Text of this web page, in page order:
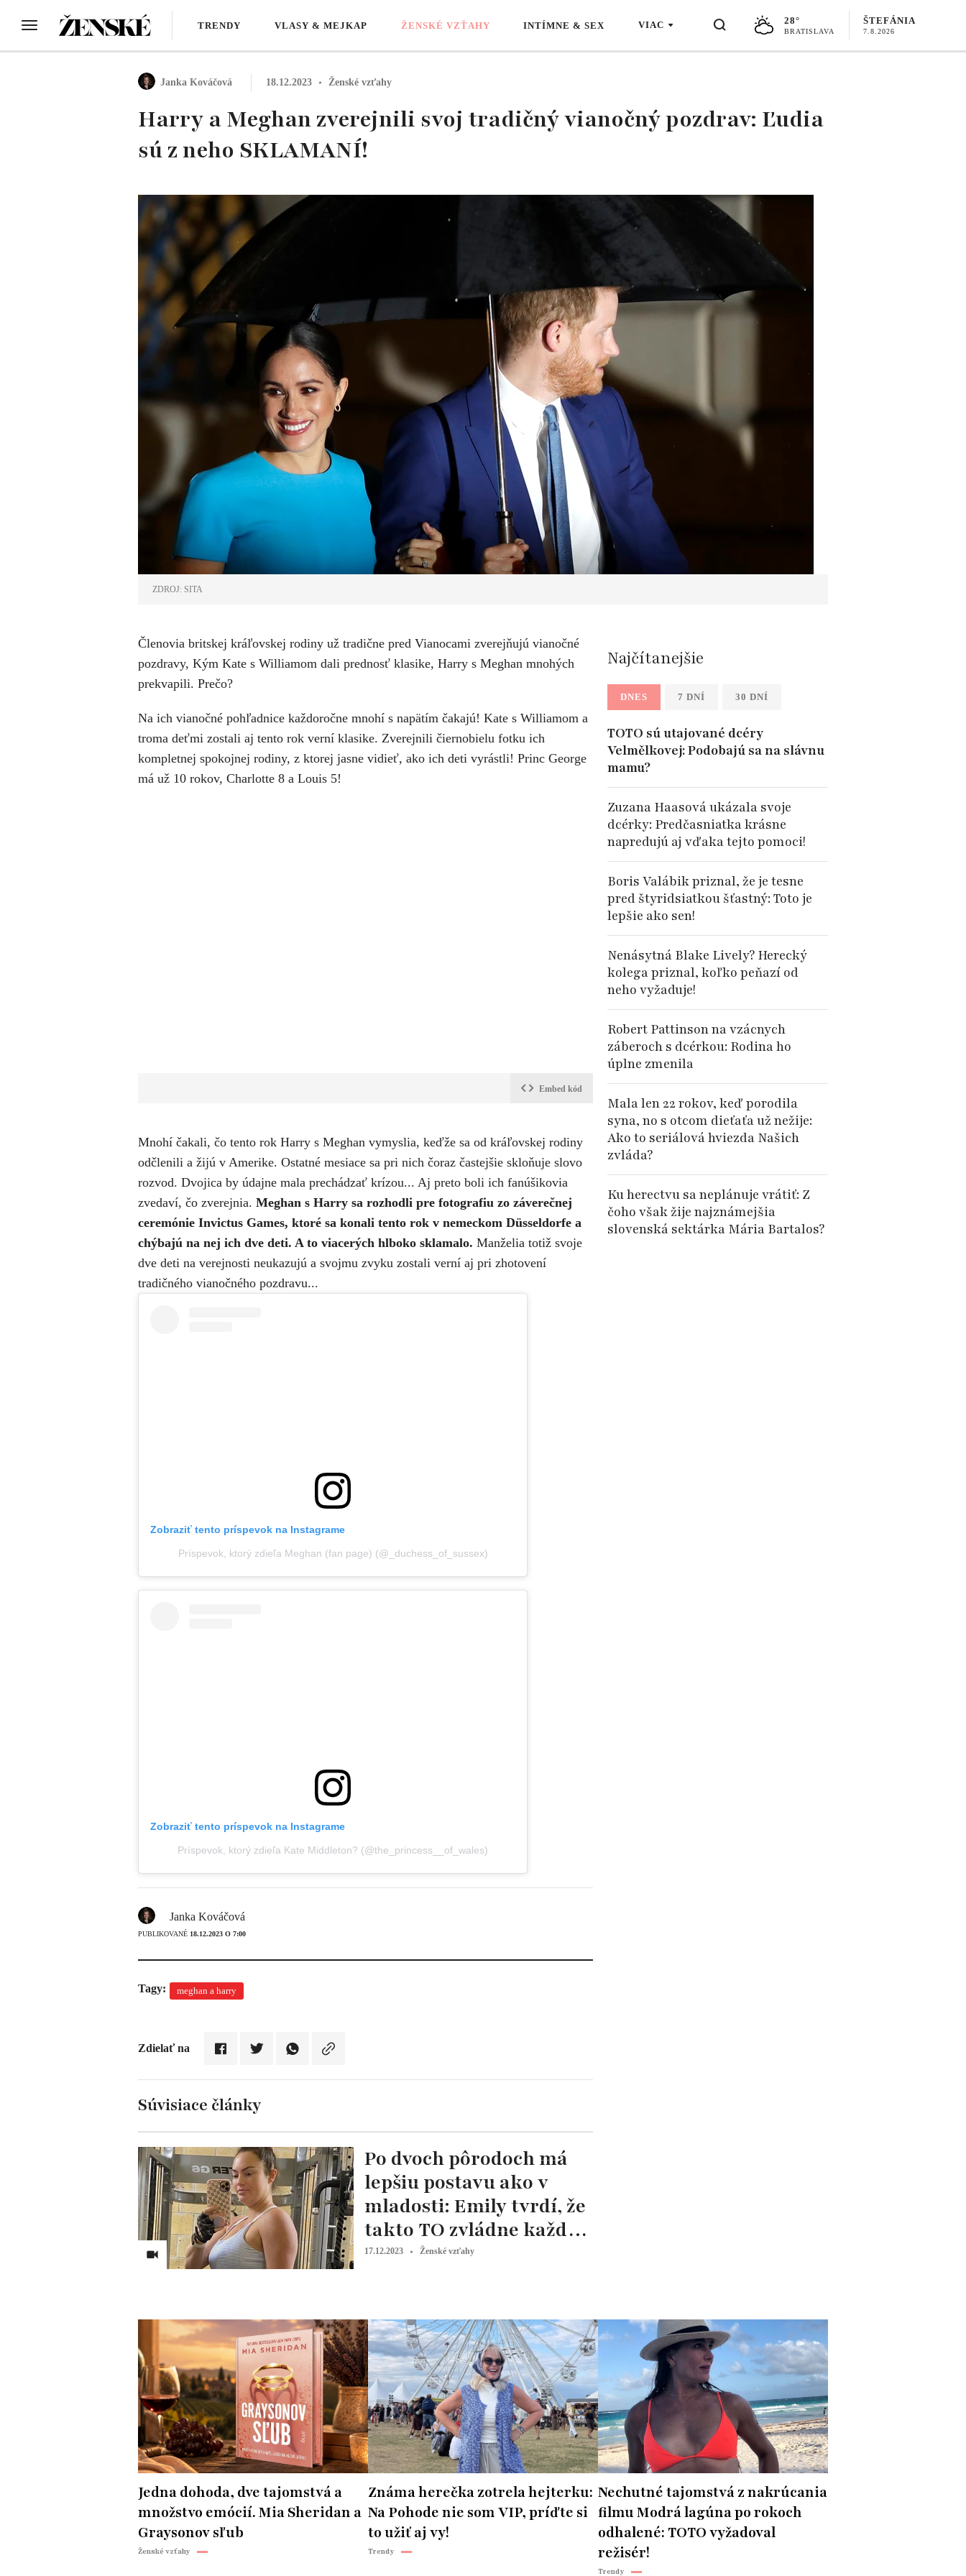
TRENDY VLASY & MEJKAP ŽENSKÉ VZŤAHY INTÍMNE & SEX VIAC 28°
BRATISLAVA
ŠTEFÁNIA
7.8.2026
Janka Kováčová 18.12.2023 Ženské vzťahy
Harry a Meghan zverejnili svoj tradičný vianočný pozdrav: Ľudia
sú z neho SKLAMANÍ!
ZDROJ: SITA
Členovia britskej kráľovskej rodiny už tradične pred Vianocami zverejňujú vianočné
pozdravy, Kým Kate s Williamom dali prednosť klasike, Harry s Meghan mnohých
prekvapili. Prečo?
Na ich vianočné pohľadnice každoročne mnohí s napätím čakajú! Kate s Williamom a
troma deťmi zostali aj tento rok verní klasike. Zverejnili čiernobielu fotku ich
kompletnej spokojnej rodiny, z ktorej jasne vidieť, ako ich deti vyrástli! Princ George
má už 10 rokov, Charlotte 8 a Louis 5!
Embed kód
​Mnohí čakali, čo tento rok Harry s Meghan vymyslia, keďže sa od kráľovskej rodiny
odčlenili a žijú v Amerike. Ostatné mesiace sa pri nich čoraz častejšie skloňuje slovo
rozvod. Dvojica by údajne mala prechádzať krízou... Aj preto boli ich fanúšikovia
zvedaví, čo zverejnia. Meghan s Harry sa rozhodli pre fotografiu zo záverečnej
ceremónie Invictus Games, ktoré sa konali tento rok v nemeckom Düsseldorfe a
chýbajú na nej ich dve deti. A to viacerých hlboko sklamalo. Manželia totiž svoje
dve deti na verejnosti neukazujú a svojmu zvyku zostali verní aj pri zhotovení
tradičného vianočného pozdravu...
Zobraziť tento príspevok na Instagrame
Príspevok, ktorý zdieľa Meghan (fan page) (@_duchess_of_sussex)
Zobraziť tento príspevok na Instagrame
Príspevok, ktorý zdieľa Kate Middleton? (@the_princess__of_wales)
Janka Kováčová
PUBLIKOVANÉ 18.12.2023 O 7:00
Tagy: meghan a harry
Zdielať na
Súvisiace články
Po dvoch pôrodoch má
lepšiu postavu ako v
mladosti: Emily tvrdí, že
takto TO zvládne každá
žena
17.12.2023 Ženské vzťahy
Najčítanejšie
DNES 7 DNÍ 30 DNÍ
TOTO sú utajované dcéry
Velmělkovej: Podobajú sa na slávnu
mamu?
Zuzana Haasová ukázala svoje
dcérky: Predčasniatka krásne
napredujú aj vďaka tejto pomoci!
Boris Valábik priznal, že je tesne
pred štyridsiatkou šťastný: Toto je
lepšie ako sen!
Nenásytná Blake Lively? Herecký
kolega priznal, koľko peňazí od
neho vyžaduje!
Robert Pattinson na vzácnych
záberoch s dcérkou: Rodina ho
úplne zmenila
Mala len 22 rokov, keď porodila
syna, no s otcom dieťaťa už nežije:
Ako to seriálová hviezda Našich
zvláda?
Ku herectvu sa neplánuje vrátiť: Z
čoho však žije najznámejšia
slovenská sektárka Mária Bartalos?
Jedna dohoda, dve tajomstvá a
množstvo emócií. Mia Sheridan a
Graysonov sľub
Ženské vzťahy
Známa herečka zotrela hejterku:
Na Pohode nie som VIP, príďte si
to užiť aj vy!
Trendy
Nechutné tajomstvá z nakrúcania
filmu Modrá lagúna po rokoch
odhalené: TOTO vyžadoval
režisér!
Trendy